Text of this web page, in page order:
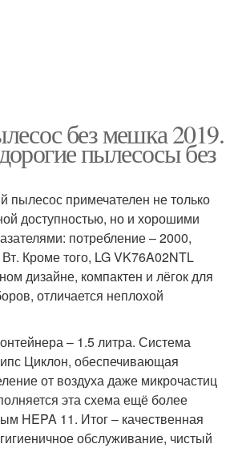
без мешка 2019.
пылесосы без
пылесос примечателен не только
доступностью, но и хорошими
потребление – 2000,
Кроме того, LG VK76A02NTL
дизайне, компактен и лёгок для
отличается неплохой
– 1.5 литра. Система
Циклон, обеспечивающая
от воздуха даже микрочастиц
эта схема ещё более
HEPA 11. Итог – качественная
обслуживание, чистый